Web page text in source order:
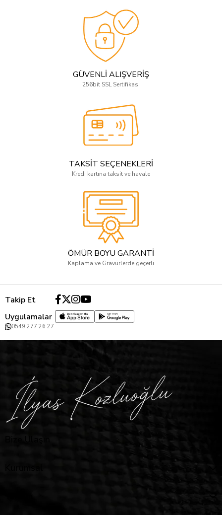
GÜVENLİ ALIŞVERİŞ
256bit SSL Sertifikası
TAKSİT SEÇENEKLERİ
Kredi kartına taksit ve havale
ÖMÜR BOYU GARANTİ
Kaplama ve Gravürlerde geçerli
Takip Et
Uygulamalar
0549 277 26 27